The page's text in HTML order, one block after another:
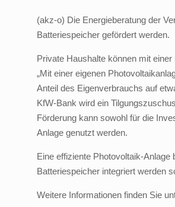
(akz-o) Die Energieberatung der
Batteriespeicher gefördert werden.
Private Haushalte können mit
„Mit einer eigenen
Anteil des Eigenverbrauchs auf
KfW-Bank wird ein
Förderung kann sowohl für die
Anlage genutzt werden.
Eine effiziente Photovoltaik-
Batteriespeicher integriert werden
Weitere Informationen finden Sie